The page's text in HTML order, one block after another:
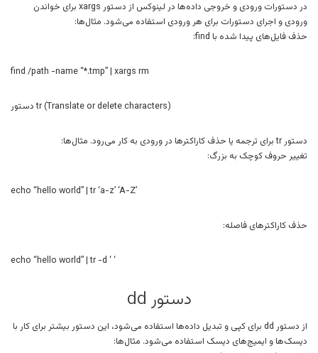
در دستورات ورودی و خروجی داده‌ها در لینوکس از دستور xargs برای خواندن
ورودی و اجرای دستورات برای هر ورودی استفاده می‌شود. مثال‌ها:
حذف فایل‌های پیدا شده با find:
find /path -name “*.tmp” | xargs rm
دستور tr (Translate or delete characters)
دستور tr برای ترجمه یا حذف کاراکترها در ورودی به کار می‌رود. مثال‌ها:
تغییر حروف کوچک به بزرگ:
echo “hello world” | tr ‘a-z’ ‘A-Z’
حذف کاراکترهای فاصله:
echo “hello world” | tr -d ‘ ‘
دستور dd
از دستور dd برای کپی و تبدیل داده‌ها استفاده می‌شود، این دستور بیشتر برای کار با
دیسک‌ها و ایمیج‌های دیسک استفاده می‌شود. مثال‌ها: